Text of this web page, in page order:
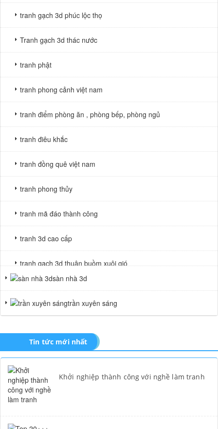
tranh gạch 3d phúc lộc thọ
Tranh gạch 3d thác nước
tranh phật
tranh phong cảnh việt nam
tranh điểm phòng ăn , phòng bếp, phòng ngủ
tranh điêu khắc
tranh đồng quê việt nam
tranh phong thủy
tranh mã đáo thành công
tranh 3d cao cấp
tranh gạch 3d thuận buồm xuôi gió
sàn nhà 3d
trần xuyên sáng
Tin tức mới nhất
Khởi nghiệp thành công với nghề làm tranh